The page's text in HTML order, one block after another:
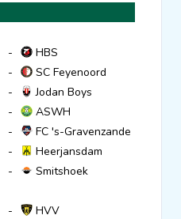
-
HBS
-
SC Feyenoord
-
Jodan Boys
-
ASWH
-
FC 's-Gravenzande
-
Heerjansdam
-
Smitshoek
- HVV